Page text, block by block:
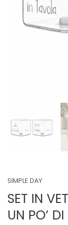
SIMPLE DAY
SET IN
UN PO’ DI